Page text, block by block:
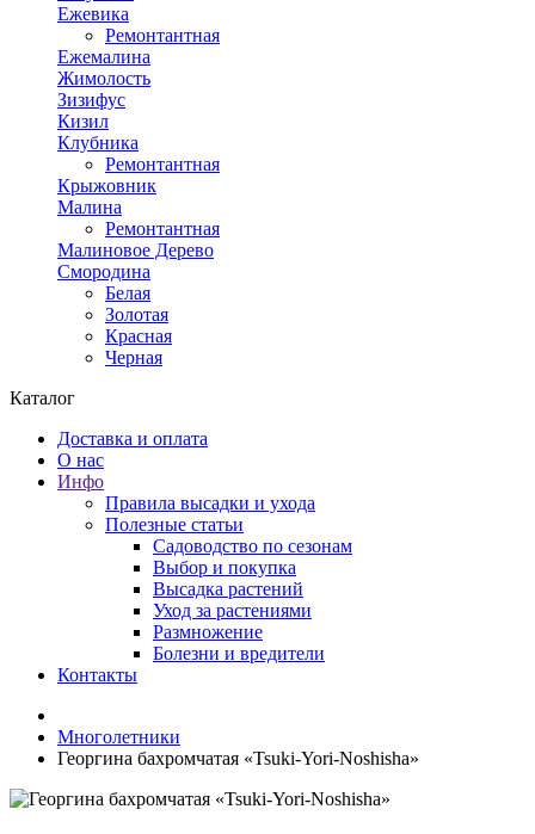
Ежевика
Ремонтантная
Ежемалина
Жимолость
Зизифус
Кизил
Клубника
Ремонтантная
Крыжовник
Малина
Ремонтантная
Малиновое Дерево
Смородина
Белая
Золотая
Красная
Черная
Каталог
Доставка и оплата
О нас
Инфо
Правила высадки и ухода
Полезные статьи
Садоводство по сезонам
Выбор и покупка
Высадка растений
Уход за растениями
Размножение
Болезни и вредители
Контакты
Многолетники
Георгина бахромчатая «Tsuki-Yori-Noshisha»